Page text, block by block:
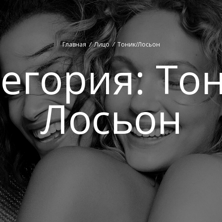
Главная /Лицо/ Тоник/Лосьон
Лосьон